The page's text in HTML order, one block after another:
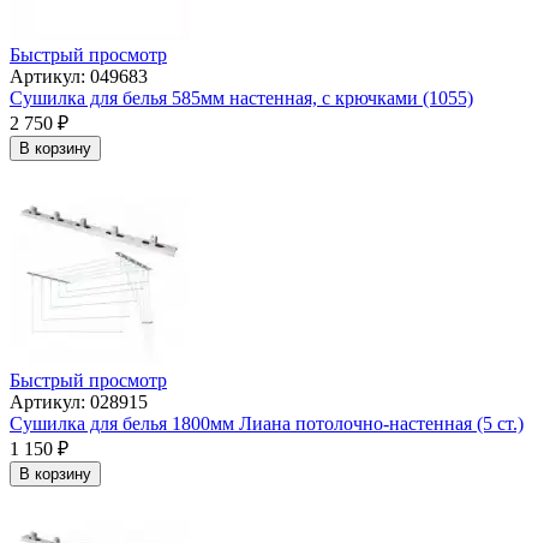
Быстрый просмотр
Артикул: 049683
Сушилка для белья 585мм настенная, с крючками (1055)
2 750 ₽
В корзину
Быстрый просмотр
Артикул: 028915
Сушилка для белья 1800мм Лиана потолочно-настенная (5 ст.)
1 150 ₽
В корзину